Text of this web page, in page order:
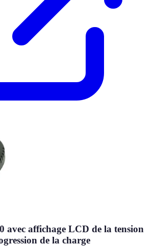
avec affichage LCD de la tension
de la charge